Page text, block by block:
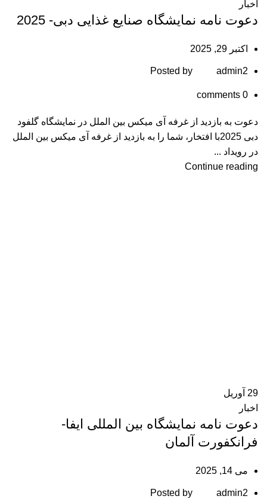
اخبار
دعوت نامه نمایشگاه صنایع غذایی دبی- 2025
اکتبر 29, 2025
Posted by admin2
0
comments
دعوت به بازدید از غرفه آی ‌میکس بین‌ الملل در نمایشگاه گلفود
دبی 2025با افتخار، شما را به بازدید از غرفه آی‌ میکس بین ‌الملل
در رویداد ...
Continue reading
29 آوریل
اخبار
دعوت نامه نمایشگاه بین المللی ایفا-
فرانکفورت آلمان
می 14, 2025
Posted by admin2